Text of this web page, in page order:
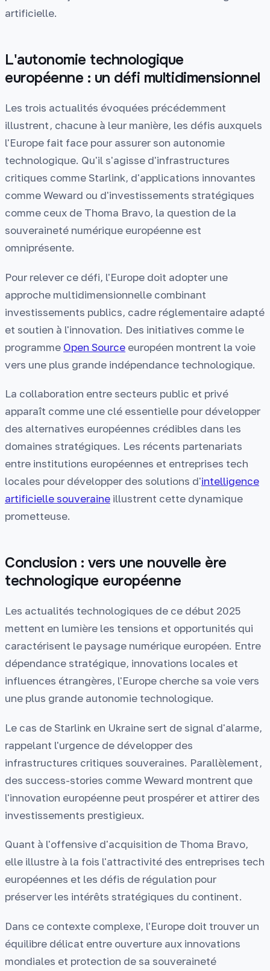
artificielle.
L'autonomie technologique
européenne : un défi multidimensionnel
Les trois actualités évoquées précédemment
illustrent, chacune à leur manière, les défis auxquels
l'Europe fait face pour assurer son autonomie
technologique. Qu'il s'agisse d'infrastructures
critiques comme Starlink, d'applications innovantes
comme Weward ou d'investissements stratégiques
comme ceux de Thoma Bravo, la question de la
souveraineté numérique européenne est
omniprésente.
Pour relever ce défi, l'Europe doit adopter une
approche multidimensionnelle combinant
investissements publics, cadre réglementaire adapté
et soutien à l'innovation. Des initiatives comme le
programme Open Source européen montrent la voie
vers une plus grande indépendance technologique.
La collaboration entre secteurs public et privé
apparaît comme une clé essentielle pour développer
des alternatives européennes crédibles dans les
domaines stratégiques. Les récents partenariats
entre institutions européennes et entreprises tech
locales pour développer des solutions d'intelligence
artificielle souveraine illustrent cette dynamique
prometteuse.
Conclusion : vers une nouvelle ère
technologique européenne
Les actualités technologiques de ce début 2025
mettent en lumière les tensions et opportunités qui
caractérisent le paysage numérique européen. Entre
dépendance stratégique, innovations locales et
influences étrangères, l'Europe cherche sa voie vers
une plus grande autonomie technologique.
Le cas de Starlink en Ukraine sert de signal d'alarme,
rappelant l'urgence de développer des
infrastructures critiques souveraines. Parallèlement,
des success-stories comme Weward montrent que
l'innovation européenne peut prospérer et attirer des
investissements prestigieux.
Quant à l'offensive d'acquisition de Thoma Bravo,
elle illustre à la fois l'attractivité des entreprises tech
européennes et les défis de régulation pour
préserver les intérêts stratégiques du continent.
Dans ce contexte complexe, l'Europe doit trouver un
équilibre délicat entre ouverture aux innovations
mondiales et protection de sa souveraineté